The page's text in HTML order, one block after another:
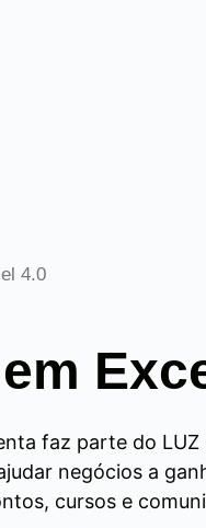
4.0
faz parte do
negócios a
cursos e